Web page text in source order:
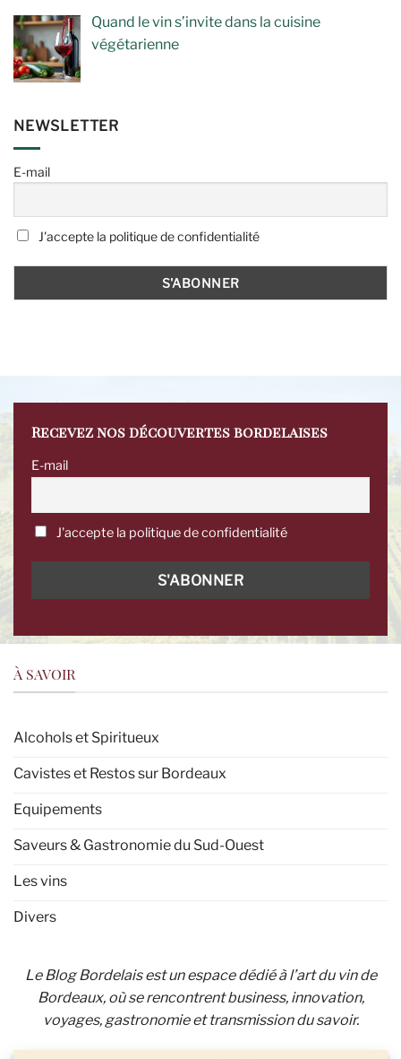
Quand le vin s’invite dans la cuisine
végétarienne
NEWSLETTER
E-mail
J'accepte la politique de confidentialité
Recevez nos découvertes bordelaises
E-mail
J'accepte la politique de confidentialité
À SAVOIR
Alcohols et Spiritueux
Cavistes et Restos sur Bordeaux
Equipements
Saveurs & Gastronomie du Sud-Ouest
Les vins
Divers
Le Blog Bordelais est un espace dédié à l’art du vin de
Bordeaux, où se rencontrent business, innovation,
voyages, gastronomie et transmission du savoir.